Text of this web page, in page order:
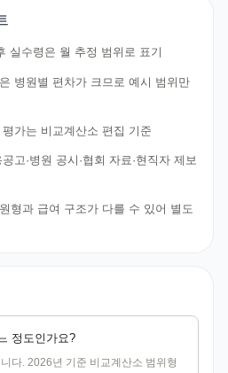
실수령은 월 추정 범위로 표기
병원별 편차가 크므로 예시 범위만
평가는 비교계산소 편집 기준
고·병원 공시·협회 자료·현직자 제보
형과 급여 구조가 다를 수 있어 별도
정도인가요?
다. 2026년 기준 비교계산소 범위형